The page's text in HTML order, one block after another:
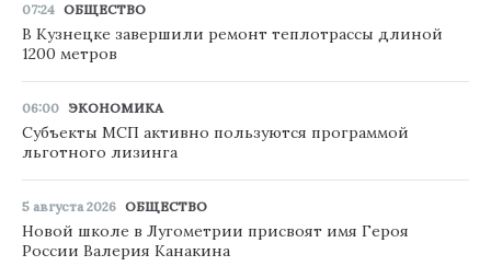
07:24 ОБЩЕСТВО
В Кузнецке завершили ремонт теплотрассы длиной
1200 метров
06:00 ЭКОНОМИКА
Субъекты МСП активно пользуются программой
льготного лизинга
5 августа 2026 ОБЩЕСТВО
Новой школе в Лугометрии присвоят имя Героя
России Валерия Канакина